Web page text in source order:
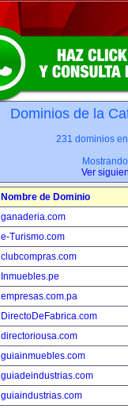
Dominios de la
231 dominios
Ver
Nombre de Dominio
ganaderia.com
e-Turismo.com
clubcompras.com
Inmuebles.pe
empresas.com.pa
DirectoDeFabrica.com
directoriousa.com
guiainmuebles.com
guiadeindustrias.com
guiaindustrias.com